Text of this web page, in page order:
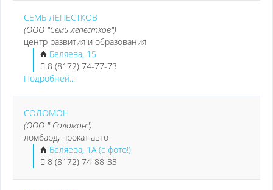
СЕМЬ ЛЕПЕСТКОВ
(ООО "Семь лепестков")
центр развития и образования
Беляева, 15
8 (8172) 74-77-73
Подробней...
СОЛОМОН
(ООО " Соломон")
ломбард, прокат авто
Беляева, 1А (с фото!)
8 (8172) 74-88-33